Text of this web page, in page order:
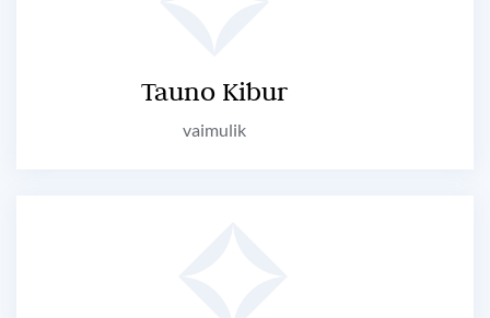
Tauno Kibur
vaimulik